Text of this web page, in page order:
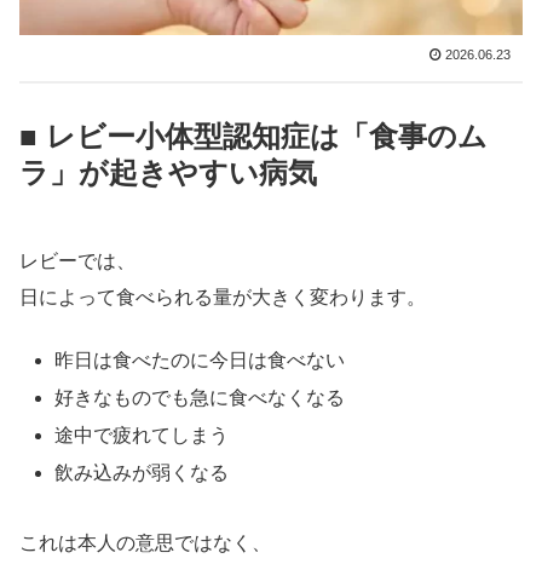
2026.06.23
■ レビー小体型認知症は「食事のム
ラ」が起きやすい病気
レビーでは、
日によって食べられる量が大きく変わります。
昨日は食べたのに今日は食べない
好きなものでも急に食べなくなる
途中で疲れてしまう
飲み込みが弱くなる
これは本人の意思ではなく、